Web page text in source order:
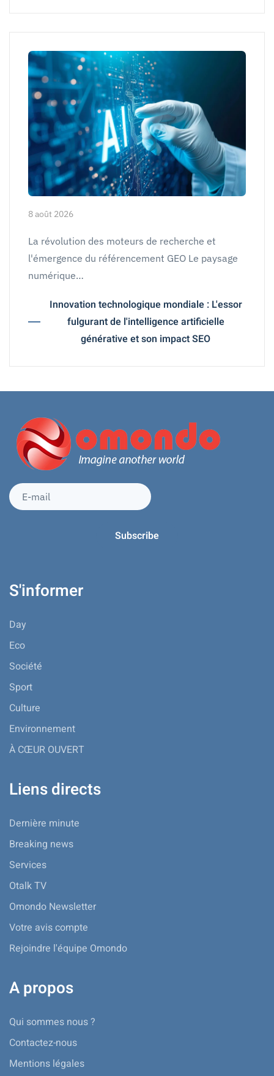
8 août 2026
La révolution des moteurs de recherche et
l'émergence du référencement GEO Le paysage
numérique…
Innovation technologique mondiale : L'essor
fulgurant de l'intelligence artificielle
générative et son impact SEO
S'informer
Day
Eco
Société
Sport
Culture
Environnement
À CŒUR OUVERT
Liens directs
Dernière minute
Breaking news
Services
Otalk TV
Omondo Newsletter
Votre avis compte
Rejoindre l'équipe Omondo
A propos
Qui sommes nous ?
Contactez-nous
Mentions légales